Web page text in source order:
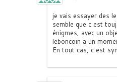
je vais essayer des
semble que c est
énigmes, avec un
leboncoin a un
En tout cas, c est